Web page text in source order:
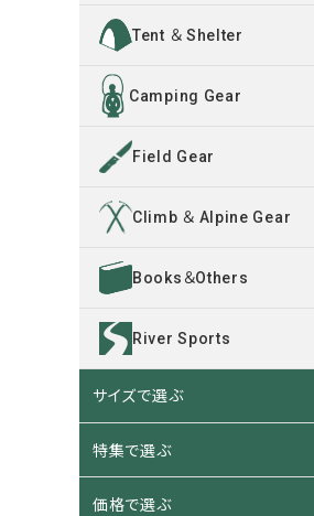
INFORMATION
ACCOUNT MENU
ようこそ ゲスト 様
ログイン
Tent ＆ Shelter
Camping Gear
Field Gear
Climb ＆ Alpine Gear
Books＆Others
River Sports
サイズで選ぶ
特集で選ぶ
価格で選ぶ